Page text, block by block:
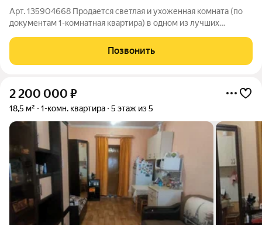
Арт. 135904668 Продается светлая и ухоженная комната (по
документам 1-комнатная квартира) в одном из лучших
теплый, 1964 года постройки. Район Белая Ромашка это
идеальное место для жизни:
Позвонить
2 200 000 ₽
18,5 м² 1-комн. квартира 5 этаж из 5